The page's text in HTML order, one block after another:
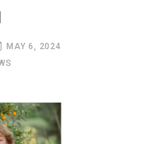
MAY 6, 2024